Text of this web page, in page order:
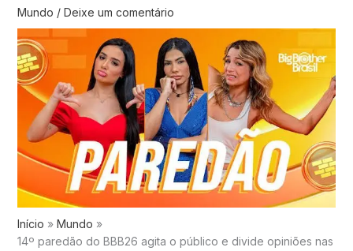
Mundo / Deixe um comentário
Início
Mundo
14º paredão do BBB26 agita o público e divide opiniões nas